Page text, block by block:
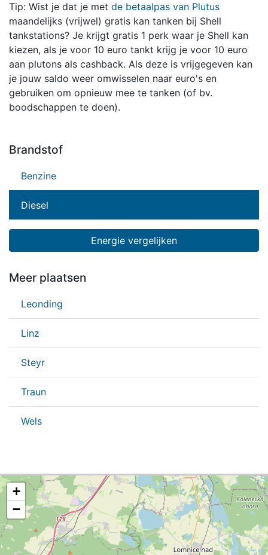
Tip: Wist je dat je met de betaalpas van Plutus
maandelijks (vrijwel) gratis kan tanken bij Shell
tankstations? Je krijgt gratis 1 perk waar je Shell kan
kiezen, als je voor 10 euro tankt krijg je voor 10 euro
aan plutons als cashback. Als deze is vrijgegeven kan
je jouw saldo weer omwisselen naar euro's en
gebruiken om opnieuw mee te tanken (of bv.
boodschappen te doen).
Brandstof
Benzine
Diesel
Energie vergelijken
Meer plaatsen
Leonding
Linz
Steyr
Traun
Wels
+
−